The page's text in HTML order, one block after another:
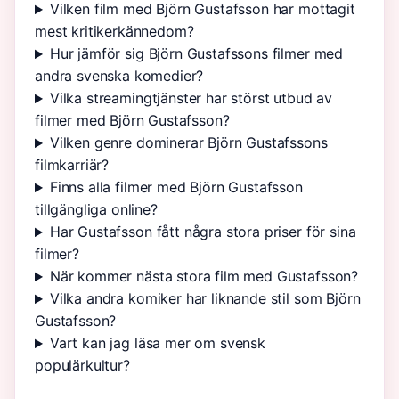
Vilken film med Björn Gustafsson har mottagit
mest kritikerkännedom?
Hur jämför sig Björn Gustafssons filmer med
andra svenska komedier?
Vilka streamingtjänster har störst utbud av
filmer med Björn Gustafsson?
Vilken genre dominerar Björn Gustafssons
filmkarriär?
Finns alla filmer med Björn Gustafsson
tillgängliga online?
Har Gustafsson fått några stora priser för sina
filmer?
När kommer nästa stora film med Gustafsson?
Vilka andra komiker har liknande stil som Björn
Gustafsson?
Vart kan jag läsa mer om svensk
populärkultur?